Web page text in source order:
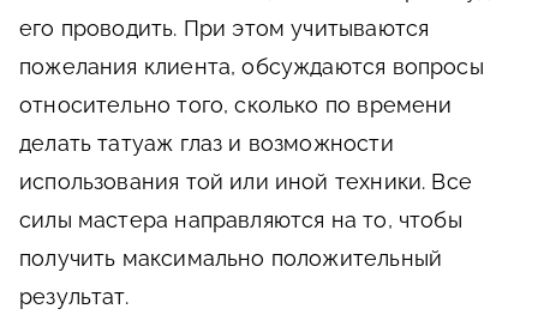
его проводить. При этом учитываются
пожелания клиента, обсуждаются вопросы
относительно того, сколько по времени
делать татуаж глаз и возможности
использования той или иной техники. Все
силы мастера направляются на то, чтобы
получить максимально положительный
результат.